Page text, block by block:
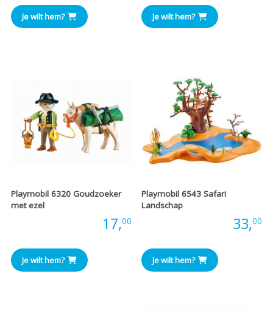
Je wilt hem? Je wilt hem?
Playmobil 6320 Goudzoeker
met ezel
17,00
Je wilt hem?
Playmobil 6543 Safari
Landschap
33,00
Je wilt hem?